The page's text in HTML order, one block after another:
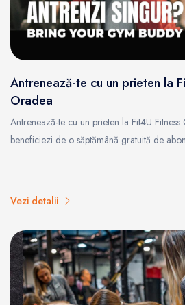
Antrenează-te cu un prieten la
Oradea
Antrenează-te cu un prieten la Fit4U
beneficiezi de o săptămână gratuită de
Vezi detalii